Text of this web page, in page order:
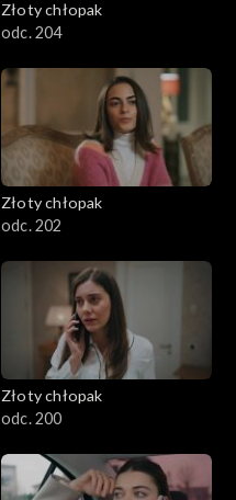
Złoty chłopak
odc. 204
Złoty chłopak
odc. 202
Złoty chłopak
odc. 200